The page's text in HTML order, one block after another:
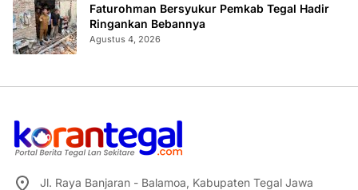
Faturohman Bersyukur Pemkab Tegal Hadir
Ringankan Bebannya
Agustus 4, 2026
Jl. Raya Banjaran - Balamoa, Kabupaten Tegal Jawa